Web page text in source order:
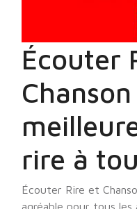
Écouter
rire à
Écouter Rire et
agréable pour tous les